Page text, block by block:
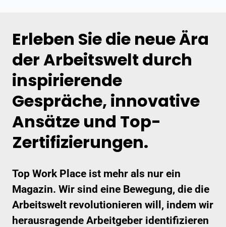
Erleben Sie die neue Ära
der Arbeitswelt durch
inspirierende
Gespräche, innovative
Ansätze und Top-
Zertifizierungen.
Top Work Place ist mehr als nur ein
Magazin. Wir sind eine Bewegung, die die
Arbeitswelt revolutionieren will, indem wir
herausragende Arbeitgeber identifizieren